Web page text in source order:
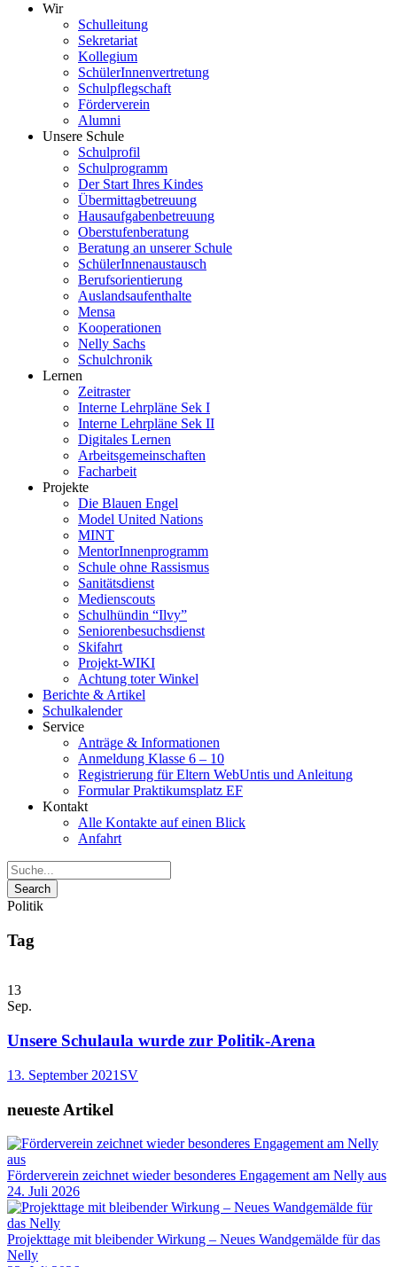
Wir
Schulleitung
Sekretariat
Kollegium
SchülerInnenvertretung
Schulpflegschaft
Förderverein
Alumni
Unsere Schule
Schulprofil
Schulprogramm
Der Start Ihres Kindes
Übermittagbetreuung
Hausaufgabenbetreuung
Oberstufenberatung
Beratung an unserer Schule
SchülerInnenaustausch
Berufsorientierung
Auslandsaufenthalte
Mensa
Kooperationen
Nelly Sachs
Schulchronik
Lernen
Zeitraster
Interne Lehrpläne Sek I
Interne Lehrpläne Sek II
Digitales Lernen
Arbeitsgemeinschaften
Facharbeit
Projekte
Die Blauen Engel
Model United Nations
MINT
MentorInnenprogramm
Schule ohne Rassismus
Sanitätsdienst
Medienscouts
Schulhündin “Ilvy”
Seniorenbesuchsdienst
Skifahrt
Projekt-WIKI
Achtung toter Winkel
Berichte & Artikel
Schulkalender
Service
Anträge & Informationen
Anmeldung Klasse 6 – 10
Registrierung für Eltern WebUntis und Anleitung
Formular Praktikumsplatz EF
Kontakt
Alle Kontakte auf einen Blick
Anfahrt
Politik
Tag
13
Sep.
Unsere Schulaula wurde zur Politik-Arena
13. September 2021 SV
neueste Artikel
Förderverein zeichnet wieder besonderes Engagement am Nelly aus
24. Juli 2026
Projekttage mit bleibender Wirkung – Neues Wandgemälde für das
Nelly